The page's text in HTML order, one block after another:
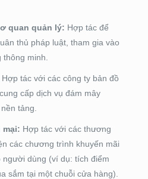
quan quản lý: Hợp tác để
thủ pháp luật, tham gia vào
minh.
Hợp tác với các công ty bản đồ
cấp dịch vụ đám mây
tảng.
mại: Hợp tác với các thương
các chương trình khuyến mãi
người dùng (ví dụ: tích điểm
sắm tại một chuỗi cửa hàng).